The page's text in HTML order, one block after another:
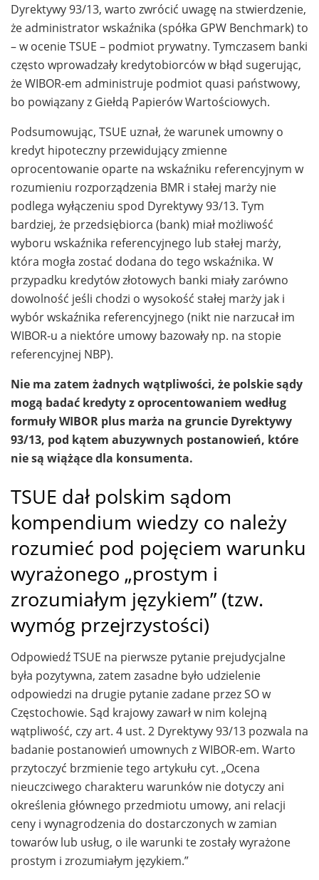
Dyrektywy 93/13, warto zwrócić uwagę na stwierdzenie,
że administrator wskaźnika (spółka GPW Benchmark) to
– w ocenie TSUE – podmiot prywatny. Tymczasem banki
często wprowadzały kredytobiorców w błąd sugerując,
że WIBOR-em administruje podmiot quasi państwowy,
bo powiązany z Giełdą Papierów Wartościowych.
Podsumowując, TSUE uznał, że warunek umowny o
kredyt hipoteczny przewidujący zmienne
oprocentowanie oparte na wskaźniku referencyjnym w
rozumieniu rozporządzenia BMR i stałej marży nie
podlega wyłączeniu spod Dyrektywy 93/13. Tym
bardziej, że przedsiębiorca (bank) miał możliwość
wyboru wskaźnika referencyjnego lub stałej marży,
która mogła zostać dodana do tego wskaźnika. W
przypadku kredytów złotowych banki miały zarówno
dowolność jeśli chodzi o wysokość stałej marży jak i
wybór wskaźnika referencyjnego (nikt nie narzucał im
WIBOR-u a niektóre umowy bazowały np. na stopie
referencyjnej NBP).
Nie ma zatem żadnych wątpliwości, że polskie sądy
mogą badać kredyty z oprocentowaniem według
formuły WIBOR plus marża na gruncie Dyrektywy
93/13, pod kątem abuzywnych postanowień, które
nie są wiążące dla konsumenta.
TSUE dał polskim sądom
kompendium wiedzy co należy
rozumieć pod pojęciem warunku
wyrażonego „prostym i
zrozumiałym językiem” (tzw.
wymóg przejrzystości)
Odpowiedź TSUE na pierwsze pytanie prejudycjalne
była pozytywna, zatem zasadne było udzielenie
odpowiedzi na drugie pytanie zadane przez SO w
Częstochowie. Sąd krajowy zawarł w nim kolejną
wątpliwość, czy art. 4 ust. 2 Dyrektywy 93/13 pozwala na
badanie postanowień umownych z WIBOR-em. Warto
przytoczyć brzmienie tego artykułu cyt. „Ocena
nieuczciwego charakteru warunków nie dotyczy ani
określenia głównego przedmiotu umowy, ani relacji
ceny i wynagrodzenia do dostarczonych w zamian
towarów lub usług, o ile warunki te zostały wyrażone
prostym i zrozumiałym językiem.”